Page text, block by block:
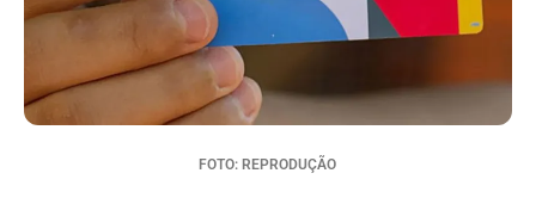
FOTO: REPRODUÇÃO